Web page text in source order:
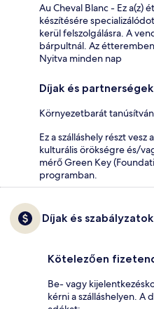
Au Cheval Blanc - Ez a(z)
készítésére
kerül felszolgálásra. A
bárpultnál. Az
Nyitva minden nap
Díjak és partnerségek
Környezetbarát
Ez a szálláshely részt
kulturális örökségre és/
mérő Green Key
programban.
Díjak és szabályzatok
Kötelezően
Be- vagy
kérni a szálláshelyen. A